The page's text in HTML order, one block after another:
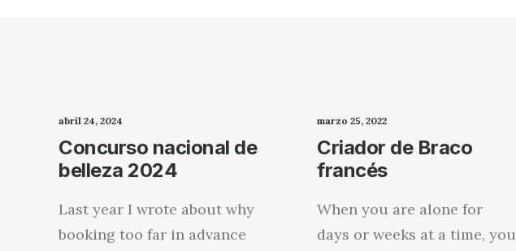
abril 24, 2024
Concurso nacional de
belleza 2024
Last year I wrote about why
booking too far in advance
marzo 25, 2022
Criador de Braco
francés
When you are alone for
days or weeks at a time, you